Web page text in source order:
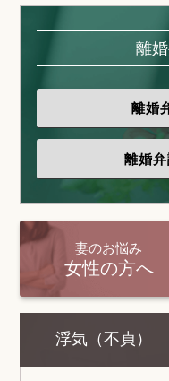
離
離婚
離婚
妻のお悩み
女性の方へ
浮気（不貞）